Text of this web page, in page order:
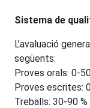
Sistema de
L’avaluació
següents:
Proves orals: 0-
Proves escrites:
Treballs: 30-90 %